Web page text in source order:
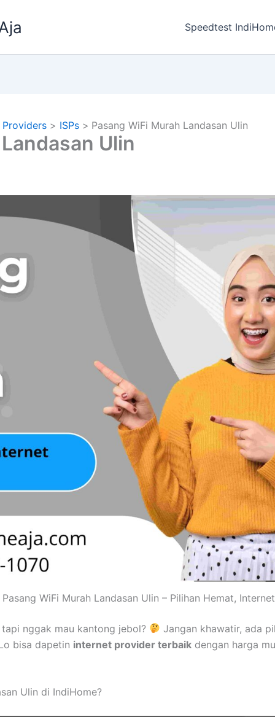
Speedtest
Providers ISPs Pasang WiFi Murah Landasan Ulin
Ulin
Pasang WiFi Murah Landasan Ulin – Pilihan Hemat,
tapi nggak mau kantong jebol? Jangan khawatir, ada
bisa dapetin internet provider terbaik dengan harga
Ulin di IndiHome?